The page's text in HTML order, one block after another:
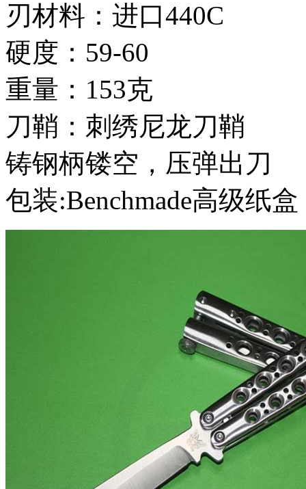
刃材料：进口440C
硬度：59-60
重量：153克
刀鞘：刺绣尼龙刀鞘
铸钢柄镂空，压弹出刀
包装:Benchmade高级纸盒